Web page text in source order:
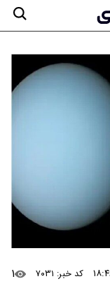
کد خبر: ۷۰۳۱ ۱